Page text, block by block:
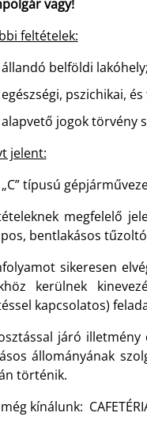
vagy!
feltételek:
állandó belföldi lakóhely;
egészségi, pszichikai,
alapvető jogok törvény
jelent:
„C” típusú
megfelelő
bentlakásos
sikeresen
kerülnek
kapcsolatos)
járó
állományának
történik.
kínálunk: